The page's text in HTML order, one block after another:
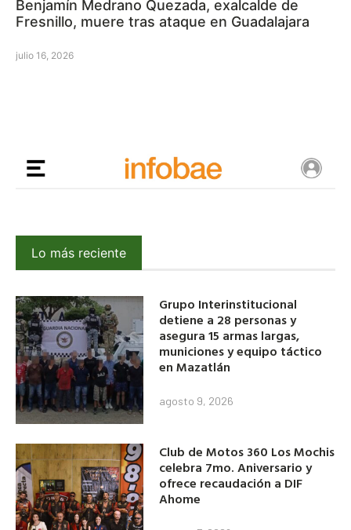
Benjamín Medrano Quezada, exalcalde de
Fresnillo, muere tras ataque en Guadalajara
julio 16, 2026
Lo más reciente
Grupo Interinstitucional
detiene a 28 personas y
asegura 15 armas largas,
municiones y equipo táctico
en Mazatlán
agosto 9, 2026
Club de Motos 360 Los Mochis
celebra 7mo. Aniversario y
ofrece recaudación a DIF
Ahome